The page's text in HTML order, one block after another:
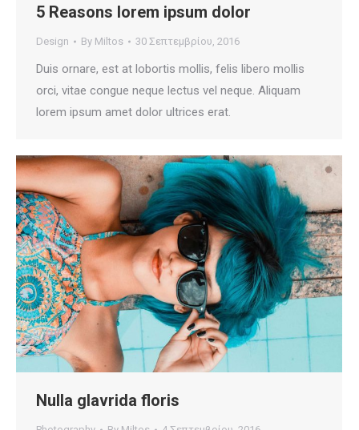
5 Reasons lorem ipsum dolor
Design By Miltos 30 Σεπτεμβρίου, 2016
Duis ornare, est at lobortis mollis, felis libero mollis
orci, vitae congue neque lectus vel neque. Aliquam
lorem ipsum amet dolor ultrices erat.
Nulla glavrida floris